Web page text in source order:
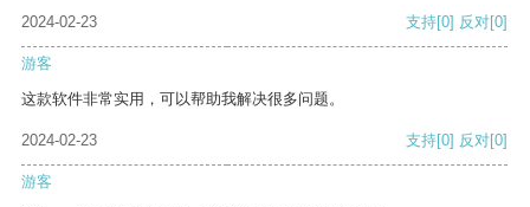
2024-02-23 支持[0] 反对[0]
游客
这款软件非常实用，可以帮助我解决很多问题。
2024-02-23 支持[0] 反对[0]
游客